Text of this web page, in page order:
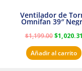
Ventilador de
Omnifan 39″
$1,199.00 $1,020.31
Añadir al carrito